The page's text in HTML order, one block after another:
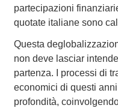
partecipazioni
quotate italiane sono
Questa
non deve lasciar
partenza. I processi di
economici di questi
profondità,